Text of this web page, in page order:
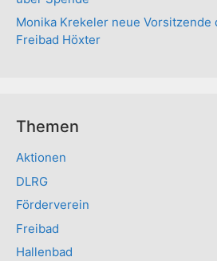
Monika Krekeler neue Vorsitzende
Freibad Höxter
Themen
Aktionen
DLRG
Förderverein
Freibad
Hallenbad